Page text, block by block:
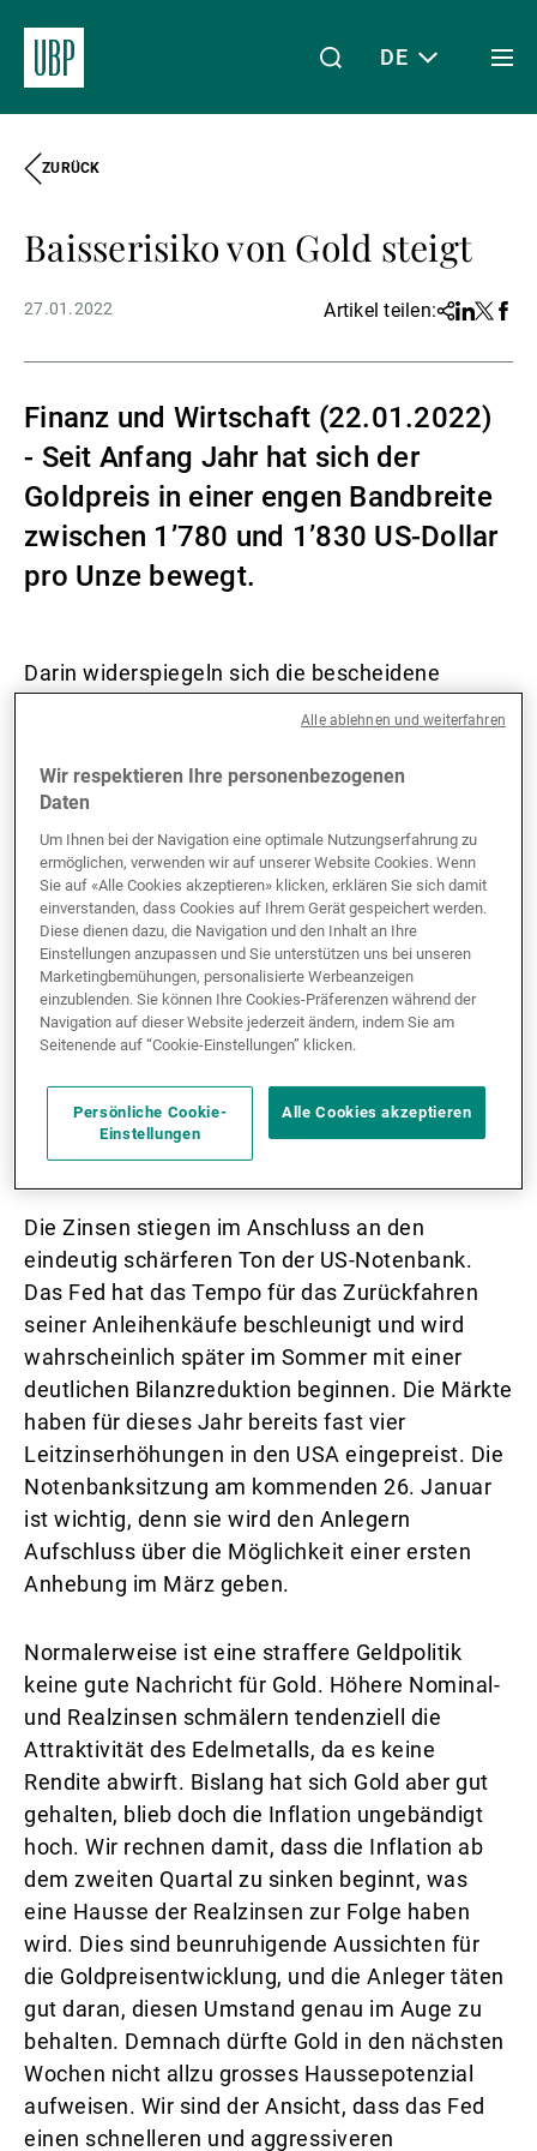
Asset Management
Externe Vermögensverwalter
Nachrichten und Insights
Kontakte
DE
ZURÜCK
Baisserisiko von Gold steigt
27.01.2022 Artikel teilen:Share
Linkedin
Twitter
Finanz und Wirtschaft (22.01.2022)
- Seit Anfang Jahr hat sich der
Goldpreis in einer engen Bandbreite
zwischen 1’780 und 1’830 US-Dollar
pro Unze bewegt.
Darin widerspiegeln sich die bescheidene
der Aktien. Angesichts der schwächeren
Aktienkurse erhielt Gold deutlichen Auftrieb. Als
Katalysator wirkten dabei höhere Zinsen am
kurzen und langen Ende, insbesondere in den
USA. So zogen die zweijährigen US-Renditen auf
über 1% an, während die zehnjährigen Sätze auf
etwa 1,85% kletterten, den höchsten Stand der
vergangenen zwei Jahre. In Anbetracht der
kräftigen Steigerung der amerikanischen
Renditen erwies sich der Goldpreis als ziemlich
stark. Mit ein Grund dafür ist wahrscheinlich
auch das üblicherweise im Januar beginnende
Rebalancing des Rohstoffindex.
Die Zinsen stiegen im Anschluss an den
eindeutig schärferen Ton der US-Notenbank.
Das Fed hat das Tempo für das Zurückfahren
seiner Anleihenkäufe beschleunigt und wird
wahrscheinlich später im Sommer mit einer
deutlichen Bilanzreduktion beginnen. Die Märkte
haben für dieses Jahr bereits fast vier
Leitzinserhöhungen in den USA eingepreist. Die
Notenbanksitzung am kommenden 26. Januar
ist wichtig, denn sie wird den Anlegern
Aufschluss über die Möglichkeit einer ersten
Anhebung im März geben.
Normalerweise ist eine straffere Geldpolitik
keine gute Nachricht für Gold. Höhere Nominal-
und Realzinsen schmälern tendenziell die
Attraktivität des Edelmetalls, da es keine
Rendite abwirft. Bislang hat sich Gold aber gut
gehalten, blieb doch die Inflation ungebändigt
hoch. Wir rechnen damit, dass die Inflation ab
dem zweiten Quartal zu sinken beginnt, was
eine Hausse der Realzinsen zur Folge haben
wird. Dies sind beunruhigende Aussichten für
die Goldpreisentwicklung, und die Anleger täten
gut daran, diesen Umstand genau im Auge zu
behalten. Demnach dürfte Gold in den nächsten
Wochen nicht allzu grosses Haussepotenzial
aufweisen. Wir sind der Ansicht, dass das Fed
einen schnelleren und aggressiveren
Wir respektieren Ihre personenbezogenen
Daten
Um Ihnen bei der Navigation eine optimale Nutzungserfahrung zu
ermöglichen, verwenden wir auf unserer Website Cookies. Wenn
Sie auf «Alle Cookies akzeptieren» klicken, erklären Sie sich damit
einverstanden, dass Cookies auf Ihrem Gerät gespeichert werden.
Diese dienen dazu, die Navigation und den Inhalt an Ihre
Einstellungen anzupassen und Sie unterstützen uns bei unseren
Marketingbemühungen, personalisierte Werbeanzeigen
einzublenden. Sie können Ihre Cookies-Präferenzen während der
Navigation auf dieser Website jederzeit ändern, indem Sie am
Seitenende auf “Cookie-Einstellungen” klicken.
Persönliche Cookie-
Einstellungen
Alle Cookies akzeptieren
Alle ablehnen und weiterfahren